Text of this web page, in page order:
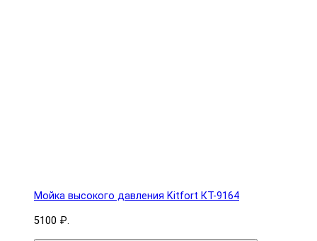
Мойка высокого давления Kitfort КТ-9164
5100 ₽.